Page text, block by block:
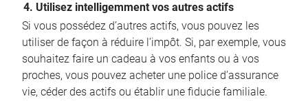
4. Utilisez intelligemment vos autres actifs
Si vous possédez d’autres actifs, vous pouvez les
utiliser de façon à réduire l’impôt. Si, par exemple, vous
souhaitez faire un cadeau à vos enfants ou à vos
proches, vous pouvez acheter une police d’assurance
vie, céder des actifs ou établir une fiducie familiale.